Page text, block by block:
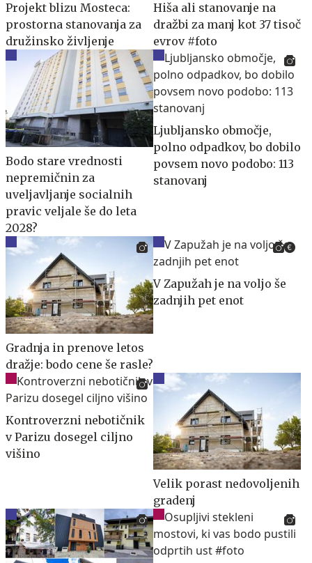
Projekt blizu Mosteca:
prostorna stanovanja za
družinsko življenje
Hiša ali stanovanje na
dražbi za manj kot 37 tisoč
evrov #foto
Bodo stare vrednosti
nepremičnin za
uveljavljanje socialnih
pravic veljale še do leta
2028?
Ljubljansko območje,
polno odpadkov, bo dobilo
povsem novo podobo: 113
stanovanj
Gradnja in prenove letos
dražje: bodo cene še rasle?
V Zapužah je na voljo še
zadnjih pet enot
Kontroverzni nebotičnik
v Parizu dosegel ciljno
višino
Velik porast nedovoljenih
gradenj